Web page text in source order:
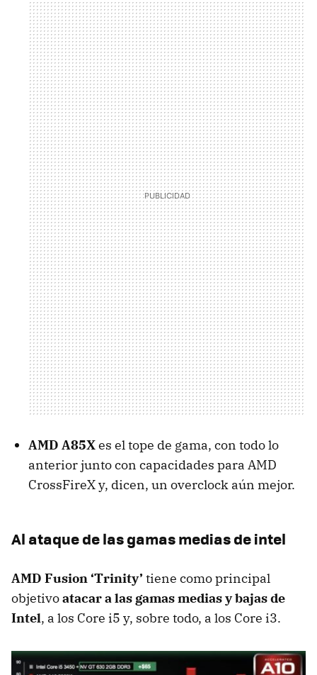
AMD A85Xes el tope de gama, con todo lo
anterior junto con capacidades para AMD
CrossFireX y, dicen, un overclock aún mejor.
Al ataque de las gamas medias de intel
AMD Fusion ‘Trinity’ tiene como principal
objetivoatacar a las gamas medias y bajas de
Intel, a los Core i5 y, sobre todo, a los Core i3.